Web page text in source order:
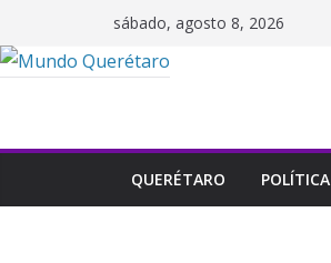
al
contenido
sábado, agosto 8, 2026
QUERÉTARO POLÍTICA